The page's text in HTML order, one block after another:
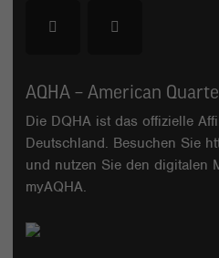
AQHA – American
Die DQHA ist das offizielle
Deutschland. Besuchen Sie
und nutzen Sie den digitalen
myAQHA.